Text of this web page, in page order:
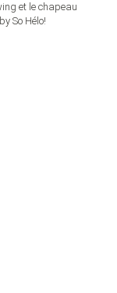
et le chapeau
So Hélo!